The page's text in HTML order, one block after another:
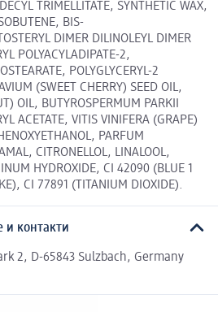
TRIMELLITATE, SYNTHETIC WAX,
BIS-
DIMER DILINOLEYL DIMER
POLYACYLADIPATE-2,
POLYGLYCERYL-2
(SWEET CHERRY) SEED OIL,
OIL, BUTYROSPERMUM PARKII
ACETATE, VITIS VINIFERA (GRAPE)
PARFUM
CITRONELLOL, LINALOOL,
HYDROXIDE, CI 42090 (BLUE 1
CI 77891 (TITANIUM DIOXIDE).
и контакти
2, D-65843 Sulzbach, Germany